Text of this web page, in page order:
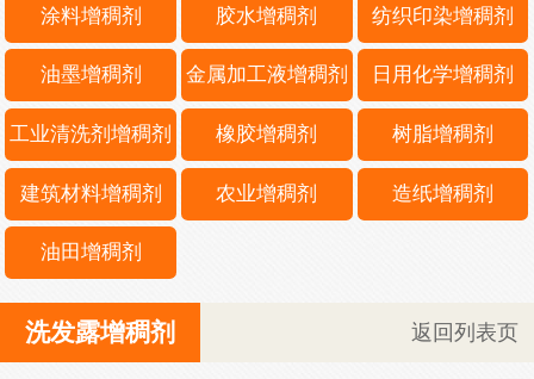
涂料增稠剂 胶水增稠剂 纺织印染增稠剂
油墨增稠剂 金属加工液增稠剂 日用化学增稠剂
工业清洗剂增稠剂 橡胶增稠剂 树脂增稠剂
建筑材料增稠剂 农业增稠剂 造纸增稠剂
油田增稠剂
洗发露增稠剂 返回列表页